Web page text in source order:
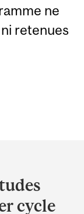
ne
retenues
cycle